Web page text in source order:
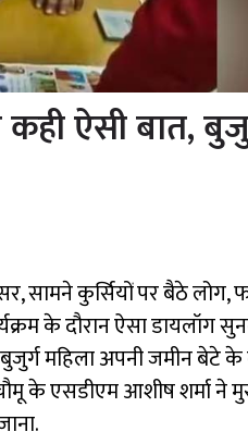
ऐसी बात,
सामने कुर्सियों पर बैठे
के दौरान ऐसा डायलॉग
महिला अपनी जमीन बेटे के
के एसडीएम आशीष शर्मा ने